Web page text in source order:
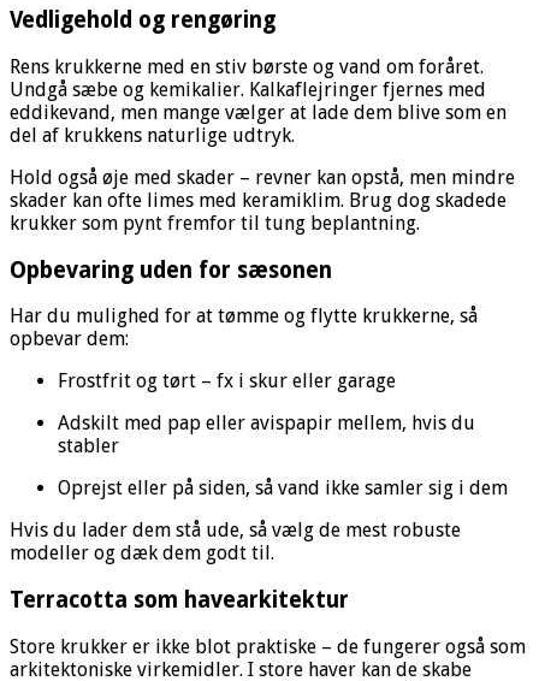
Vedligehold og rengøring
Rens krukkerne med en stiv børste og vand om foråret.
Undgå sæbe og kemikalier. Kalkaflejringer fjernes med
eddikevand, men mange vælger at lade dem blive som en
del af krukkens naturlige udtryk.
Hold også øje med skader – revner kan opstå, men mindre
skader kan ofte limes med keramiklim. Brug dog skadede
krukker som pynt fremfor til tung beplantning.
Opbevaring uden for sæsonen
Har du mulighed for at tømme og flytte krukkerne, så
opbevar dem:
Frostfrit og tørt – fx i skur eller garage
Adskilt med pap eller avispapir mellem, hvis du
stabler
Oprejst eller på siden, så vand ikke samler sig i dem
Hvis du lader dem stå ude, så vælg de mest robuste
modeller og dæk dem godt til.
Terracotta som havearkitektur
Store krukker er ikke blot praktiske – de fungerer også som
arkitektoniske virkemidler. I store haver kan de skabe